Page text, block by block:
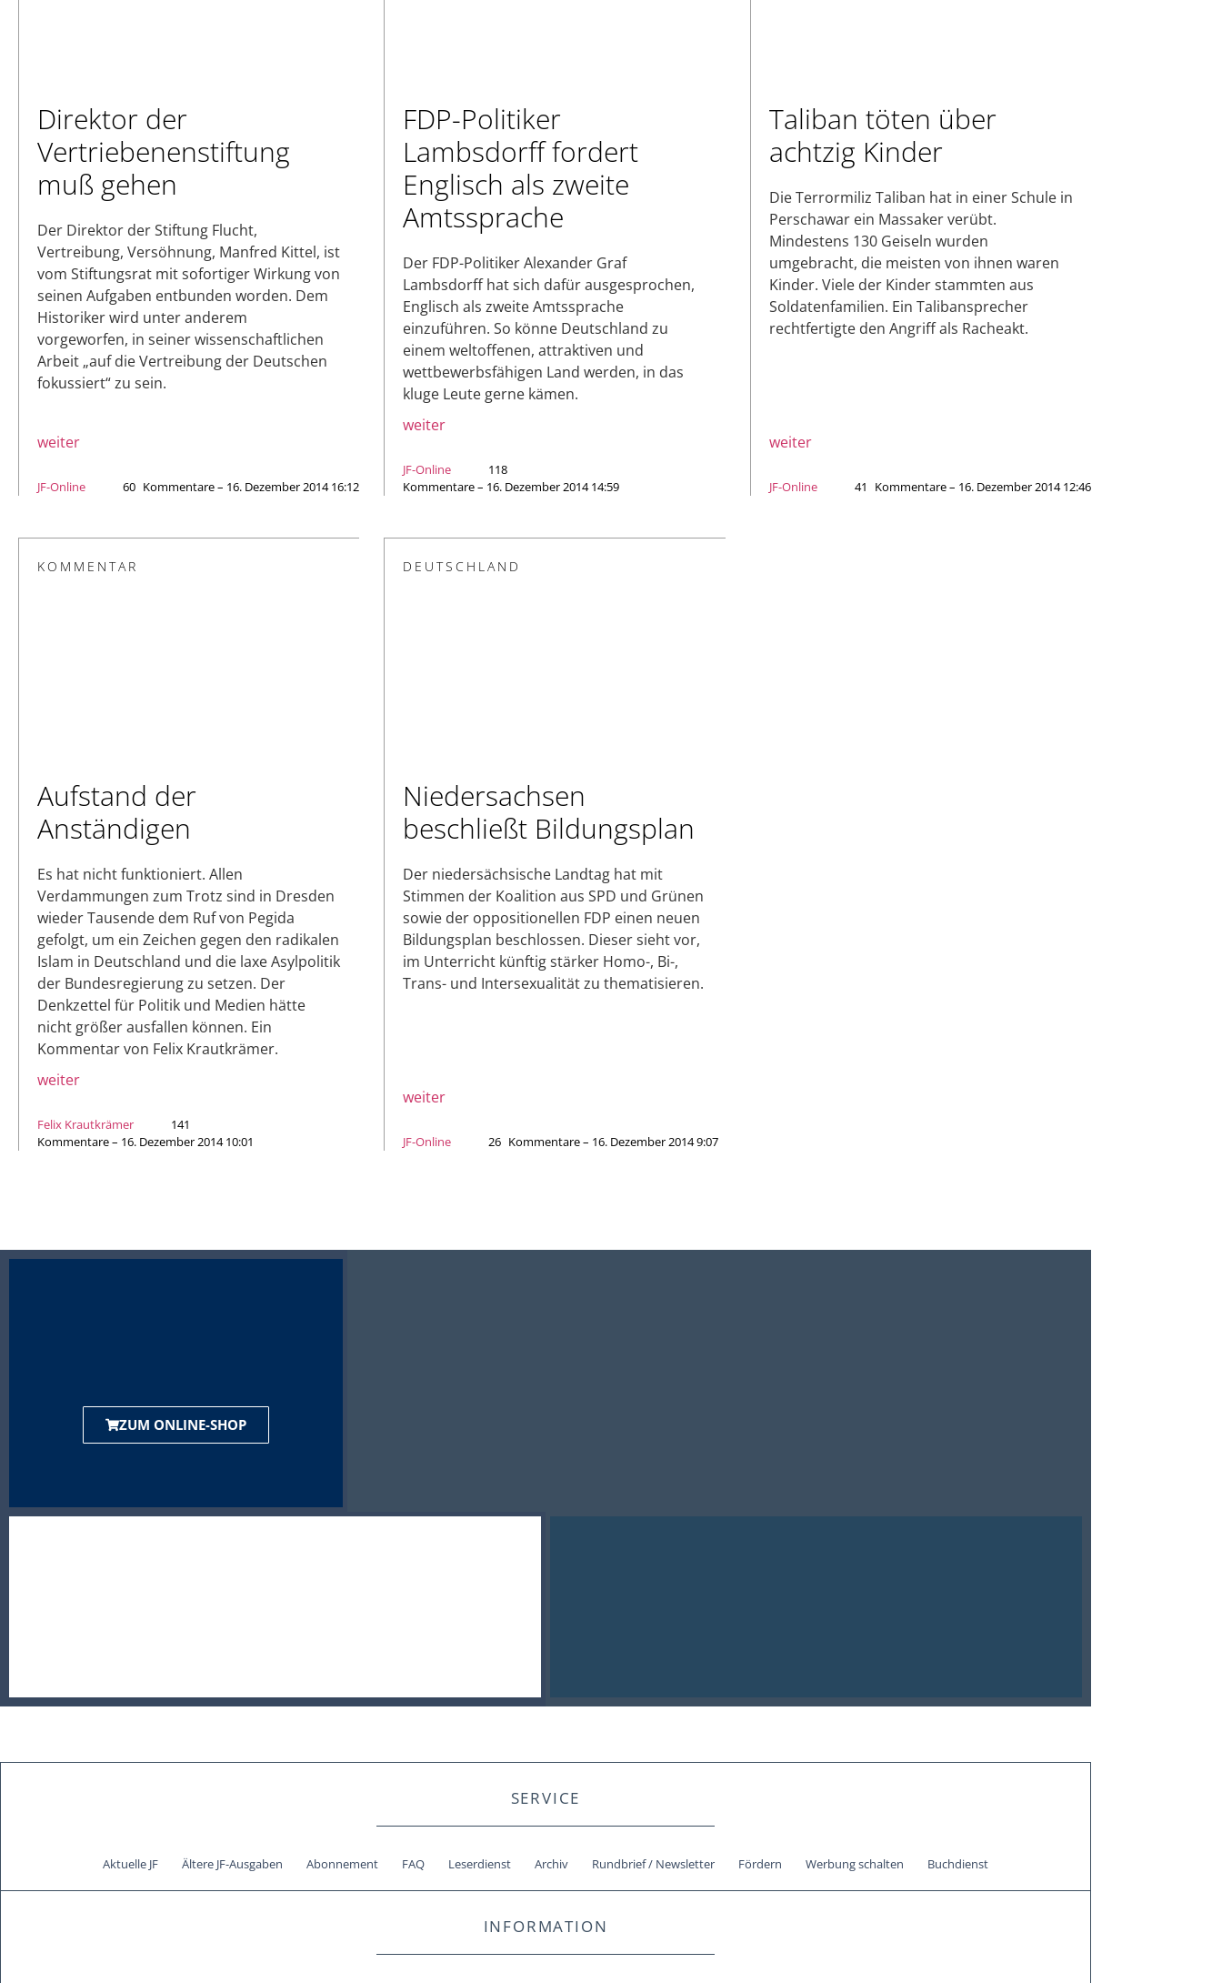
Direktor der
Vertriebenenstiftung
muß gehen
Der Direktor der Stiftung Flucht,
Vertreibung, Versöhnung, Manfred Kittel, ist
vom Stiftungsrat mit sofortiger Wirkung von
seinen Aufgaben entbunden worden. Dem
Historiker wird unter anderem
vorgeworfen, in seiner wissenschaftlichen
Arbeit „auf die Vertreibung der Deutschen
fokussiert“ zu sein.
weiter
JF-Online 60 Kommentare – 16. Dezember 2014 16:12
FDP-Politiker
Lambsdorff fordert
Englisch als zweite
Amtssprache
Der FDP-Politiker Alexander Graf
Lambsdorff hat sich dafür ausgesprochen,
Englisch als zweite Amtssprache
einzuführen. So könne Deutschland zu
einem weltoffenen, attraktiven und
wettbewerbsfähigen Land werden, in das
kluge Leute gerne kämen.
weiter
JF-Online
118
Kommentare – 16. Dezember 2014 14:59
Taliban töten über
achtzig Kinder
Die Terrormiliz Taliban hat in einer Schule in
Perschawar ein Massaker verübt.
Mindestens 130 Geiseln wurden
umgebracht, die meisten von ihnen waren
Kinder. Viele der Kinder stammten aus
Soldatenfamilien. Ein Talibansprecher
rechtfertigte den Angriff als Racheakt.
weiter
JF-Online 41 Kommentare – 16. Dezember 2014 12:46
KOMMENTAR
Aufstand der
Anständigen
Es hat nicht funktioniert. Allen
Verdammungen zum Trotz sind in Dresden
wieder Tausende dem Ruf von Pegida
gefolgt, um ein Zeichen gegen den radikalen
Islam in Deutschland und die laxe Asylpolitik
der Bundesregierung zu setzen. Der
Denkzettel für Politik und Medien hätte
nicht größer ausfallen können. Ein
Kommentar von Felix Krautkrämer.
weiter
Felix Krautkrämer
141
Kommentare – 16. Dezember 2014 10:01
DEUTSCHLAND
Niedersachsen
beschließt Bildungsplan
Der niedersächsische Landtag hat mit
Stimmen der Koalition aus SPD und Grünen
sowie der oppositionellen FDP einen neuen
Bildungsplan beschlossen. Dieser sieht vor,
im Unterricht künftig stärker Homo-, Bi-,
Trans- und Intersexualität zu thematisieren.
weiter
JF-Online 26 Kommentare – 16. Dezember 2014 9:07
ZUM ONLINE-SHOP
SERVICE
Aktuelle JF Ältere JF-Ausgaben Abonnement FAQ Leserdienst Archiv Rundbrief / Newsletter Fördern Werbung schalten Buchdienst
INFORMATION